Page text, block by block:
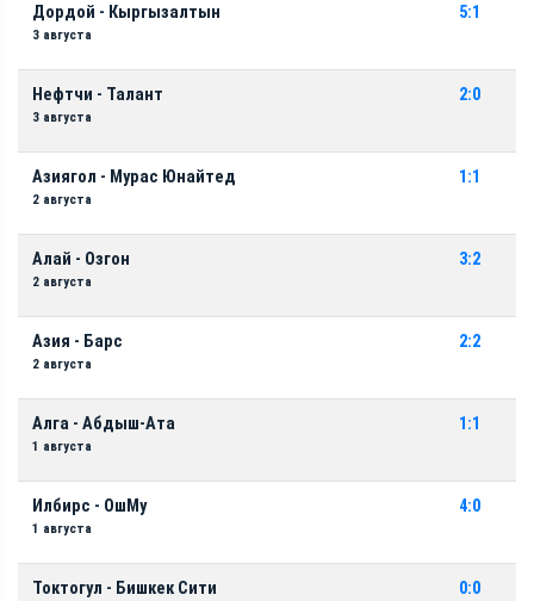
Дордой - Кыргызалтын
3 августа
5:1
Нефтчи - Талант
3 августа
2:0
Азиягол - Мурас Юнайтед
2 августа
1:1
Алай - Озгон
2 августа
3:2
Азия - Барс
2 августа
2:2
Алга - Абдыш-Ата
1 августа
1:1
Илбирс - ОшМу
1 августа
4:0
Токтогул - Бишкек Сити 0:0